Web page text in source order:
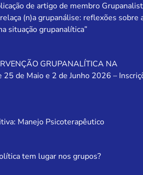
de artigo de membro
(n)a grupanálise: reflexões sobre
situação grupanalítica”
GRUPANALÍTICA NA
25 de Maio e 2 de Junho 2026 –
Manejo Psicoterapêutico
tem lugar nos grupos?